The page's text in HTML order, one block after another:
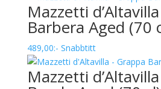
Mazzetti
Barbera Aged (70
489,00:- Snabbtitt
Mazzetti